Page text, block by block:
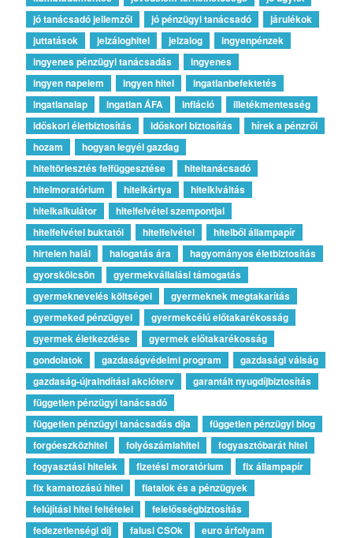
jó tanácsadó jellemzői
jó pénzügyi tanácsadó
járulékok
juttatások
jelzáloghitel jelzalog
ingyenpénzek
ingyenes pénzügyi tanácsadás
ingyenes
ingyen napelem
ingyen hitel
ingatlanbefektetés
ingatlanalap
ingatlan ÁFA infláció
illetékmentesség
időskori életbiztosítás
időskori biztosítás
hírek a pénzről
hozam
hogyan legyél gazdag
hiteltörlesztés felfüggesztése
hiteltanácsadó
hitelmoratórium
hitelkártya
hitelkiváltás
hitelkalkulátor
hitelfelvétel szempontjai
hitelfelvétel buktatói
hitelfelvétel
hitelből állampapír
hirtelen halál
halogatás ára
hagyományos életbiztosítás
gyorskölcsön
gyermekvállalási támogatás
gyermeknevelés költségei
gyermeknek megtakarítás
gyermeked pénzügyei
gyermekcélú előtakarékosság
gyermek életkezdése
gyermek előtakarékosság
gondolatok
gazdaságvédelmi program
gazdasági válság
gazdaság-újraindítási akcióterv
garantált nyugdíjbiztosítás
független pénzügyi tanácsadó
független pénzügyi tanácsadás díja
független pénzügyi blog
forgóeszközhitel
folyószámlahitel
fogyasztóbarát hitel
fogyasztási hitelek
fizetési moratórium
fix állampapír
fix kamatozású hitel
fiatalok és a pénzügyek
felújítási hitel feltételei
felelősségbiztosítás
fedezetlenségi díj
falusi CSOk
euro árfolyam